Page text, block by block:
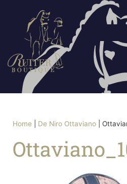
Home De Niro Ottaviano